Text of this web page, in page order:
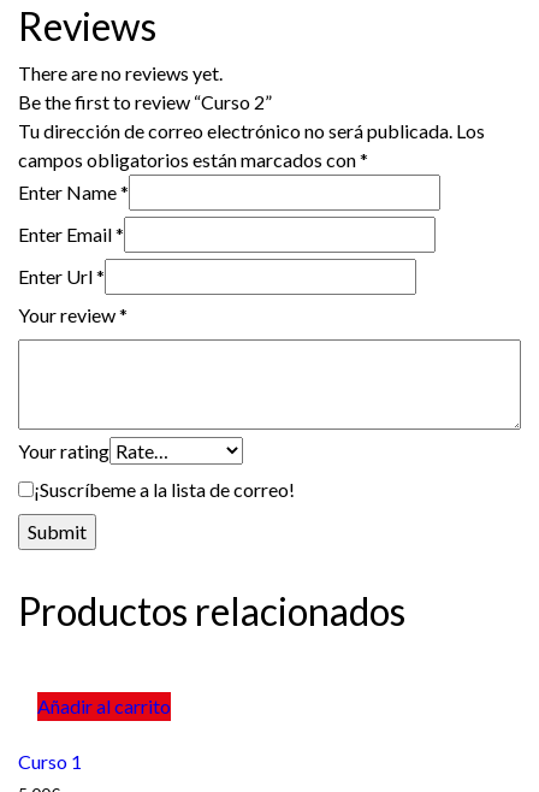
Reviews
There are no reviews yet.
Be the first to review “Curso 2”
Tu dirección de correo electrónico no será publicada. Los
campos obligatorios están marcados con*
Enter Name*
Enter Email*
Enter Url*
Your review*
Your rating
¡Suscríbeme a la lista de correo!
Productos relacionados
Añadir al carrito
Curso 1